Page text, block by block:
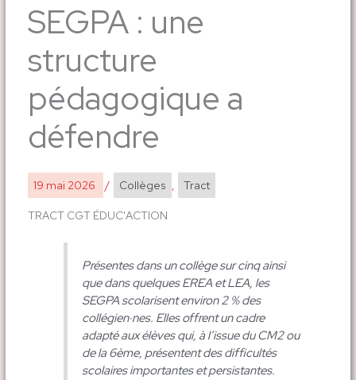
SEGPA : une
structure
pédagogique a
défendre
19 mai 2026 / Collèges , Tract
TRACT CGT ÉDUC'ACTION
Présentes dans un collège sur cinq ainsi
que dans quelques EREA et LEA, les
SEGPA scolarisent environ 2 % des
collégien·nes. Elles offrent un cadre
adapté aux élèves qui, à l’issue du CM2 ou
de la 6ème, présentent des difficultés
scolaires importantes et persistantes.